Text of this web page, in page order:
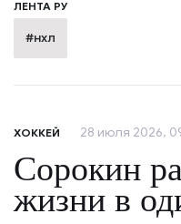
ЛЕНТА РУ
#нхл
ХОККЕЙ 28 июля 2026,
Сорокин
жизни в